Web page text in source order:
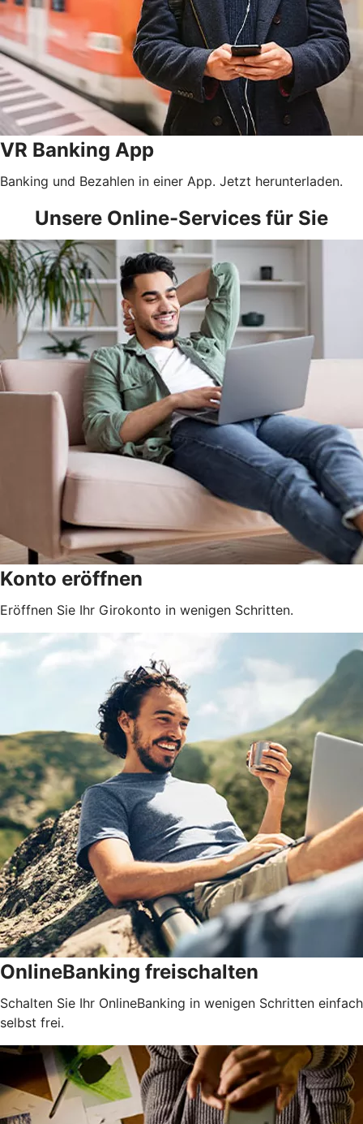
VR Banking App
Banking und Bezahlen in einer App. Jetzt herunterladen.
Unsere Online-Services für Sie
Konto eröffnen
Eröffnen Sie Ihr Girokonto in wenigen Schritten.
OnlineBanking freischalten
Schalten Sie Ihr OnlineBanking in wenigen Schritten einfach
selbst frei.